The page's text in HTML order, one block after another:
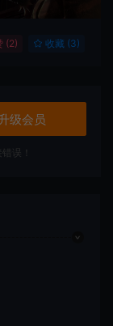
(2) 收藏 (3)
级会员
误！